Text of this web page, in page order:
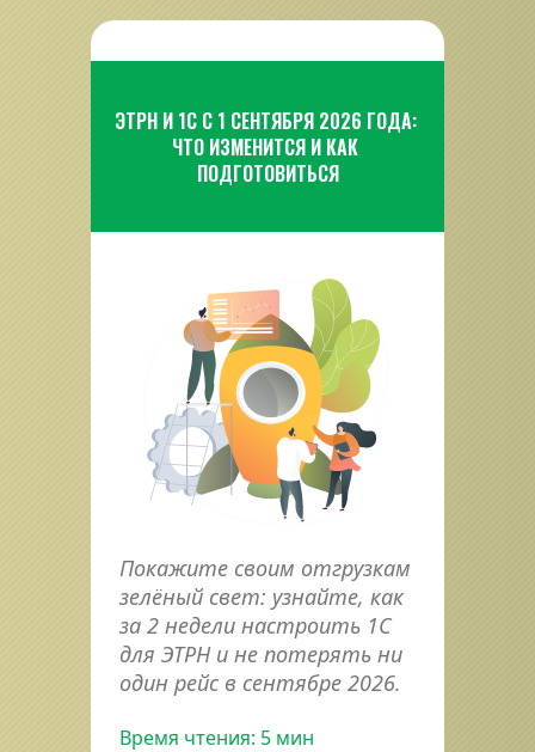
ЭТРН И 1С С 1 СЕНТЯБРЯ 2026 ГОДА:
ЧТО ИЗМЕНИТСЯ И КАК
ПОДГОТОВИТЬСЯ
Покажите своим отгрузкам
зелёный свет: узнайте, как
за 2 недели настроить 1С
для ЭТРН и не потерять ни
один рейс в сентябре 2026.
Время чтения: 5 мин